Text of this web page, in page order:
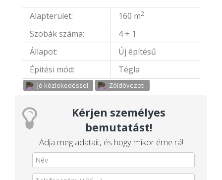
Alapterület: 160 m2
Szobák száma:
4 + 1
Állapot:
Új építésű
Építési mód:
Tégla
Jó közlekedéssel Zöldövezeti
Kérjen személyes
bemutatást!
Adja meg adatait, és hogy mikor érne rá!